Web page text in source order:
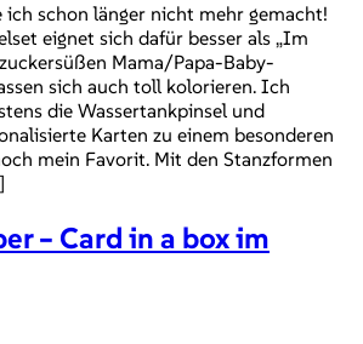
ich schon länger nicht mehr gemacht!
eignet sich dafür besser als „Im
Mama/Papa-Baby-
sich auch toll kolorieren. Ich
die Wassertankpinsel und
Karten zu einem besonderen
mein Favorit. Mit den Stanzformen
– Card in a box im